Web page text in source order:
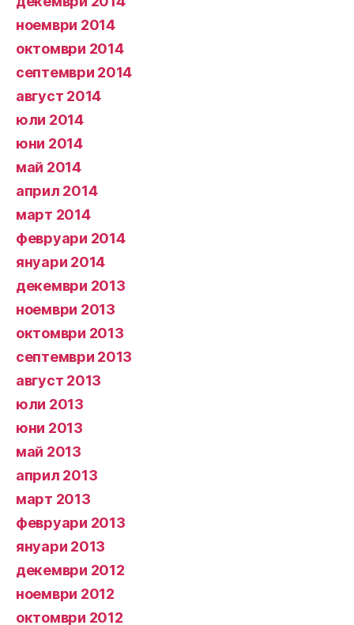
ноември 2014
октомври 2014
септември 2014
август 2014
юли 2014
юни 2014
май 2014
април 2014
март 2014
февруари 2014
януари 2014
декември 2013
ноември 2013
октомври 2013
септември 2013
август 2013
юли 2013
юни 2013
май 2013
април 2013
март 2013
февруари 2013
януари 2013
декември 2012
ноември 2012
октомври 2012